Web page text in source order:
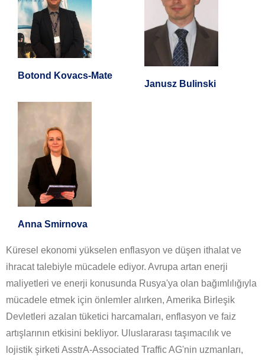
Botond Kovacs-Mate
Janusz Bulinski
Anna Smirnova
Küresel ekonomi yükselen enflasyon ve düşen ithalat ve
ihracat talebiyle mücadele ediyor. Avrupa artan enerji
maliyetleri ve enerji konusunda Rusya'ya olan bağımlılığıyla
mücadele etmek için önlemler alırken, Amerika Birleşik
Devletleri azalan tüketici harcamaları, enflasyon ve faiz
artışlarının etkisini bekliyor. Uluslararası taşımacılık ve
lojistik şirketi AsstrA-Associated Traffic AG'nin uzmanları,